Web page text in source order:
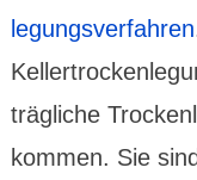
legungs­verfahren
trägliche
kommen. Sie